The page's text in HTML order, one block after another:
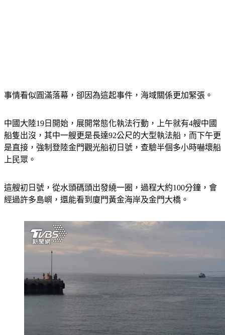
事情看似圓滿落幕，卻因為這起事件，海域關係更加緊張。
中國大陸19日開始，展開常態化執法行動，上午就有4艘中國
船隻出沒，其中一艘更是長達92公尺的大型執法船，而下午更
是直接，強制登陸金門觀光船初日號，查驗半個多小時嚇壞船
上民眾。
這艘初日號，從水頭碼頭出發繞一圈，過程大約100分鐘，會
經過許多島嶼，還能看到廈門黃金海岸及金門大橋。